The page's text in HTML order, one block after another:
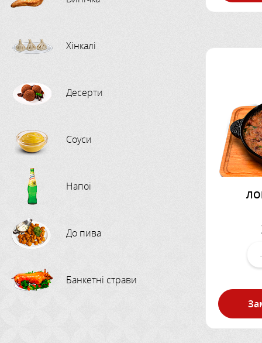
Хінкалі
Десерти
Соуси
Напої
До пива
Банкетні страви